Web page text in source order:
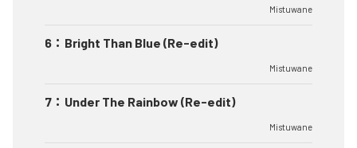
Mistuwane
6 ： Bright Than Blue (Re-edit)
Mistuwane
7 ： Under The Rainbow (Re-edit)
Mistuwane